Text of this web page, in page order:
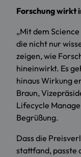
Forschung wirkt
„Mit dem
die nicht nur
zeigen, wie
hineinwirkt. Es
hinaus Wirkung
Braun,
Lifecycle
Begrüßung.
Dass die
stattfand, passte